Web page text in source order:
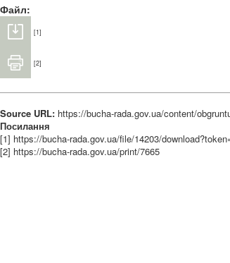
Файл:
[1]
[2]
Source URL: https://bucha-rada.gov.ua/content/
Посилання
[1] https://bucha-rada.gov.ua/file/14203/
[2] https://bucha-rada.gov.ua/print/7665